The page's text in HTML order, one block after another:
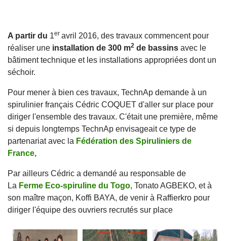
A partir du 1er avril 2016, des travaux commencent pour
réaliser une installation de 300 m2 de bassins avec le
bâtiment technique et les installations appropriées dont un
séchoir.
Pour mener à bien ces travaux, TechnAp demande à un
spirulinier français Cédric COQUET d'aller sur place pour
diriger l'ensemble des travaux. C'était une première, même
si depuis longtemps TechnAp envisageait ce type de
partenariat avec la Fédération des Spiruliniers de
France,
Par ailleurs Cédric a demandé au responsable de
La Ferme Eco-spiruline du Togo, Tonato AGBEKO, et à
son maître maçon, Koffi BAYA, de venir à Raffierkro pour
diriger l'équipe des ouvriers recrutés sur place